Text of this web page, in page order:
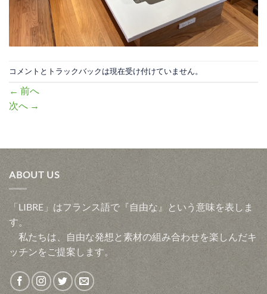
コメントとトラックバックは現在受け付けていません。
← 前へ
次へ →
ABOUT US
「LIBRE」はフランス語で『自由な』という意味を表しま
す。
私たちは、自由な発想と素材の組み合わせを楽しんだキ
ッチンをご提案します。